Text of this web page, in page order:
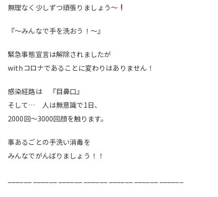
無理なく少しずつ頑張りましょう〜
『〜みんなで手を洗おう！〜』
緊急事態宣言は解除されましたが
withコロナであることに変わりはありません！
感染経路は 『目鼻口』
そして… 人は無意識で1日、
2000回〜3000回顔を触ります。
事あるごとの手洗い消毒を
みんなでがんばりましょう！！